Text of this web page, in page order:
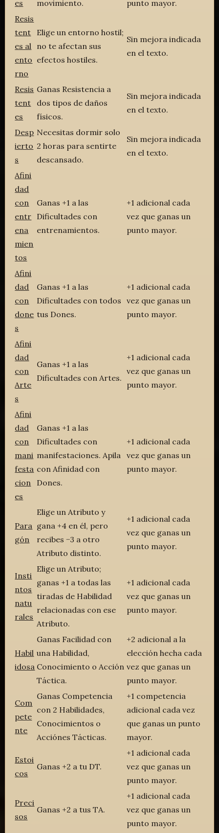
es movimiento.
punto mayor.
Resis
tent
es al
ento
rno
Elige un entorno hostil;
no te afectan sus
efectos hostiles.
Sin mejora indicada
en el texto.
Resis
tent
es
Ganas Resistencia a
dos tipos de daños
físicos.
Sin mejora indicada
en el texto.
Desp
ierto
s
Necesitas dormir solo
2 horas para sentirte
descansado.
Sin mejora indicada
en el texto.
Afini
dad
con
entr
ena
mien
tos
Ganas +1 a las
Dificultades con
entrenamientos.
+1 adicional cada
vez que ganas un
punto mayor.
Afini
dad
con
done
s
Ganas +1 a las
Dificultades con todos
tus Dones.
+1 adicional cada
vez que ganas un
punto mayor.
Afini
dad
con
Arte
s
Ganas +1 a las
Dificultades con Artes.
+1 adicional cada
vez que ganas un
punto mayor.
Afini
dad
con
mani
festa
cion
es
Ganas +1 a las
Dificultades con
manifestaciones. Apila
con Afinidad con
Dones.
+1 adicional cada
vez que ganas un
punto mayor.
Para
gón
Elige un Atributo y
gana +4 en él, pero
recibes −3 a otro
Atributo distinto.
+1 adicional cada
vez que ganas un
punto mayor.
Insti
ntos
natu
rales
Elige un Atributo;
ganas +1 a todas las
tiradas de Habilidad
relacionadas con ese
Atributo.
+1 adicional cada
vez que ganas un
punto mayor.
Habil
idosa
Ganas Facilidad con
una Habilidad,
Conocimiento o Acción
Táctica.
+2 adicional a la
elección hecha cada
vez que ganas un
punto mayor.
Com
pete
nte
Ganas Competencia
con 2 Habilidades,
Conocimientos o
Acciónes Tácticas.
+1 competencia
adicional cada vez
que ganas un punto
mayor.
Estoi
cos
Ganas +2 a tu DT.
+1 adicional cada
vez que ganas un
punto mayor.
Preci
sos
Ganas +2 a tus TA.
+1 adicional cada
vez que ganas un
punto mayor.